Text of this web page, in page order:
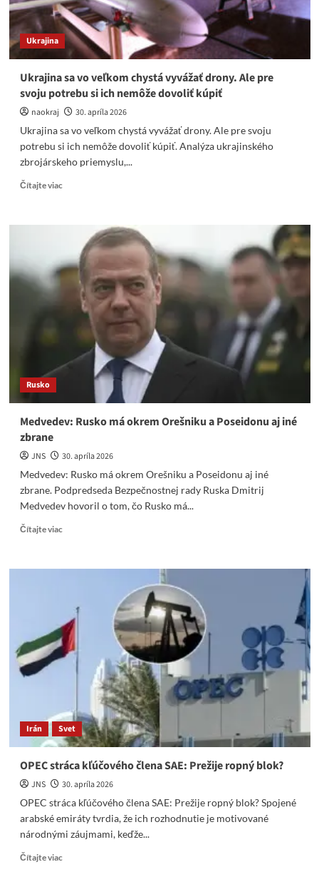
dosahu
Ukrajina
Ukrajina sa vo veľkom chystá vyvážať drony. Ale pre
svoju potrebu si ich nemôže dovoliť kúpiť
naokraj
30. apríla 2026
Ukrajina sa vo veľkom chystá vyvážať drony. Ale pre svoju
potrebu si ich nemôže dovoliť kúpiť. Analýza ukrajinského
zbrojárskeho priemyslu,...
Čítajte viacRead
veľkom
chystá
vyvážať
drony.
potrebu
kúpiť
Rusko
Medvedev: Rusko má okrem Orešniku a Poseidonu aj iné
zbrane
JNS
30. apríla 2026
Medvedev: Rusko má okrem Orešniku a Poseidonu aj iné
zbrane. Podpredseda Bezpečnostnej rady Ruska Dmitrij
Medvedev hovoril o tom, čo Rusko má...
Čítajte viacRead
Medvedev:
okrem
Orešniku
a
Poseidonu
aj
Irán Svet
OPEC stráca kľúčového člena SAE: Prežije ropný blok?
JNS
30. apríla 2026
OPEC stráca kľúčového člena SAE: Prežije ropný blok? Spojené
arabské emiráty tvrdia, že ich rozhodnutie je motivované
národnými záujmami, keďže...
Čítajte viacRead